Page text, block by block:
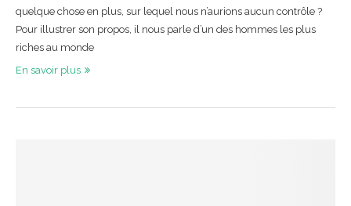
quelque chose en plus, sur lequel nous n’aurions aucun contrôle ?
Pour illustrer son propos, il nous parle d’un des hommes les plus
riches au monde
En savoir plus